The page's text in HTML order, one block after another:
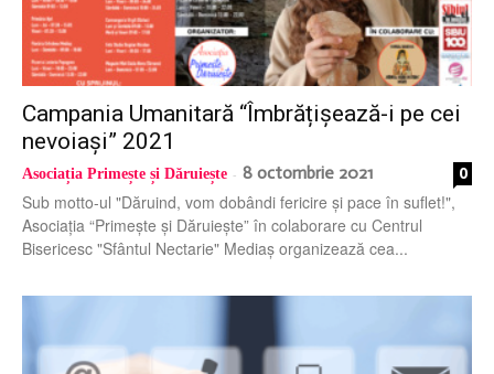
Campania Umanitară “Îmbrățișează-i pe cei
nevoiași” 2021
Asociația Primește și Dăruiește - 8 octombrie 2021 0
Sub motto-ul "Dăruind, vom dobândi fericire și pace în suflet!",
Asociația “Primește și Dăruiește” în colaborare cu Centrul
Bisericesc "Sfântul Nectarie" Mediaș organizează cea...